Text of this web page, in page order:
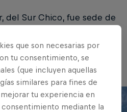
del Sur Chico, fue sede de
próximo 21 de junio en el
Day.
que son necesarias por
tu consentimiento, se
(que incluyen aquellas
similares para fines de
tu experiencia en
consentimiento mediante la